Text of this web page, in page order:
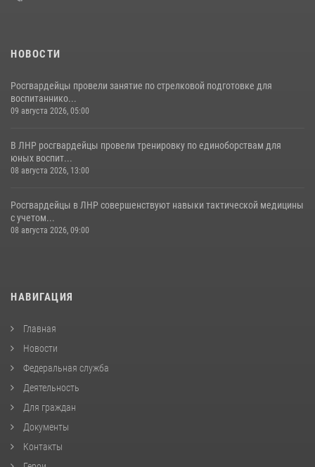
НОВОСТИ
Росгвардейцы провели занятие по стрелковой подготовке для
воспитаннико...
09 августа 2026, 05:00
В ЛНР росгвардейцы провели тренировку по единоборствам для
юных воспит...
08 августа 2026, 13:00
Росгвардейцы в ЛНР совершенствуют навыки тактической медицины
с учетом...
08 августа 2026, 09:00
НАВИГАЦИЯ
Главная
Новости
Федеральная служба
Деятельность
Для граждан
Документы
Контакты